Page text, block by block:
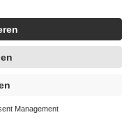
4419944605341
künstlicher